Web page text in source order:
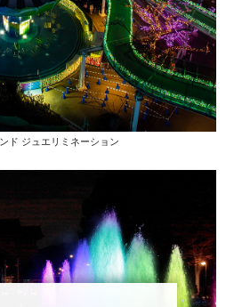
ド ジュエリミネーション